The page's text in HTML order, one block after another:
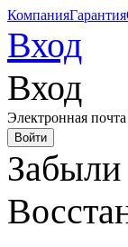
КомпанияГарантия
Вход
Вход
Электронная почта
Забыли